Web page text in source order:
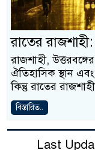
রাতের
রাজশাহী,
ঐতিহাসিক স্থান
কিন্তু রাতের
বিস্তারিত..
Last